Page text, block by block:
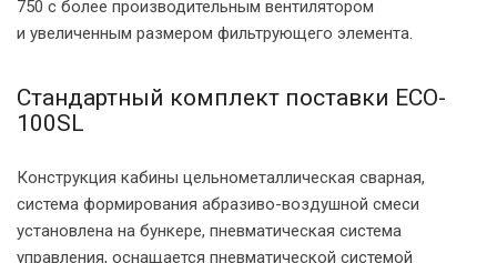
750 с более производительным вентилятором
и увеличенным размером фильтрующего элемента.
Стандартный комплект поставки ECO-
100SL
Конструкция кабины цельнометаллическая сварная,
система формирования абразиво-воздушной смеси
установлена на бункере, пневматическая система
управления, оснащается пневматической системой